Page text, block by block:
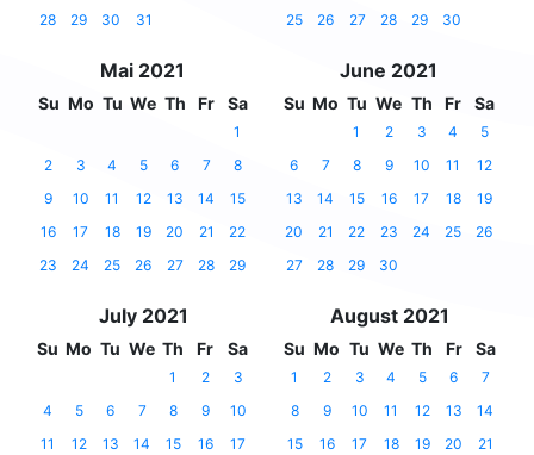
28 29 30 31 25 26 27 28 29 30
Mai 2021
Su Mo Tu We Th Fr Sa
1
2
3 4 5 6 7
8
9
10 11 12 13 14
15
16
17 18 19 20 21
22
23
24 25 26 27 28 29
June 2021
Su Mo Tu We Th Fr Sa
1 2 3 4
5
6
7 8 9 10 11
12
13
14 15 16 17 18
19
20
21 22 23 24 25
26
27
28 29 30
July 2021
Su Mo Tu We Th Fr Sa
1 2
3
4
5 6 7 8 9
10
11
12 13 14 15 16
17
August 2021
Su Mo Tu We Th Fr Sa
1 2 3 4 5 6
7
8
9 10 11 12 13
14
15
16 17 18 19 20
21